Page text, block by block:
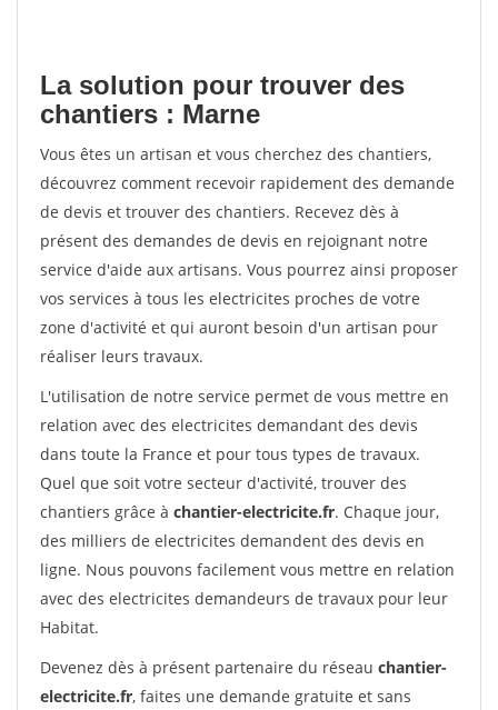
La solution pour trouver des
chantiers : Marne
Vous êtes un artisan et vous cherchez des chantiers,
découvrez comment recevoir rapidement des demande
de devis et trouver des chantiers. Recevez dès à
présent des demandes de devis en rejoignant notre
service d'aide aux artisans. Vous pourrez ainsi proposer
vos services à tous les electricites proches de votre
zone d'activité et qui auront besoin d'un artisan pour
réaliser leurs travaux.
L'utilisation de notre service permet de vous mettre en
relation avec des electricites demandant des devis
dans toute la France et pour tous types de travaux.
Quel que soit votre secteur d'activité, trouver des
chantiers grâce à chantier-electricite.fr. Chaque jour,
des milliers de electricites demandent des devis en
ligne. Nous pouvons facilement vous mettre en relation
avec des electricites demandeurs de travaux pour leur
Habitat.
Devenez dès à présent partenaire du réseau chantier-
electricite.fr, faites une demande gratuite et sans